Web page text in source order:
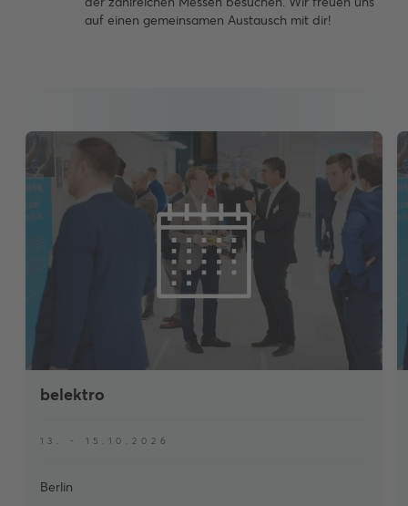
auf einen gemeinsamen Austausch mit dir!
belektro
13. - 15.10.2026
Berlin